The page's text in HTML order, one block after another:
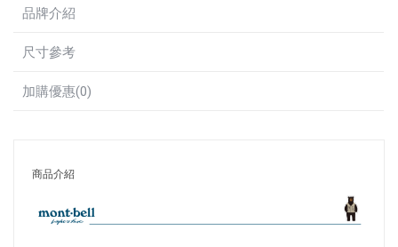
品牌介紹
尺寸參考
加購優惠(0)
商品介紹